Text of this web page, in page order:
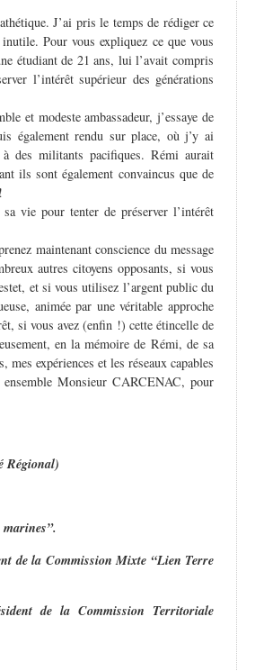
J’ai pris le temps de rédiger ce
Pour vous expliquez ce que vous
étudiant de 21 ans, lui l’avait compris
l’intérêt supérieur des générations
et modeste ambassadeur, j’essaye de
également rendu sur place, où j’y ai
des militants pacifiques. Rémi aurait
ils sont également convaincus que de
vie pour tenter de préserver l’intérêt
maintenant conscience du message
autres citoyens opposants, si vous
et si vous utilisez l’argent public du
animée par une véritable approche
si vous avez (enfin !) cette étincelle de
en la mémoire de Rémi, de sa
mes expériences et les réseaux capables
Monsieur CARCENAC, pour
Régional)
de la Commission Mixte “Lien Terre
de la Commission Territoriale